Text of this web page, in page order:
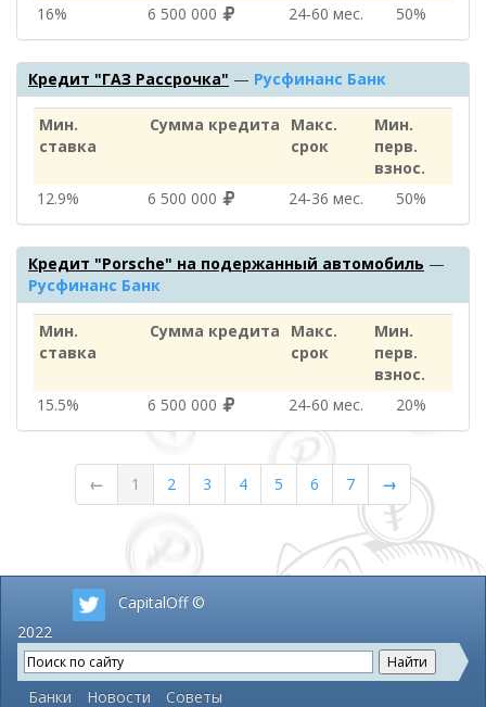
16%
6 500 000 24‑60 мес. 50%
Кредит "ГАЗ Рассрочка" — Русфинанс Банк
Мин.
ставка
Сумма кредита
Макс.
срок
Мин.
перв.
взнос.
12.9%
6 500 000 24‑36 мес. 50%
Кредит "Porsche" на подержанный автомобиль —
Русфинанс Банк
Мин.
ставка
Сумма кредита
Макс.
срок
Мин.
перв.
взнос.
15.5%
6 500 000 24‑60 мес. 20%
← 1 2 3 4 5 6 7 →
CapitalOff ©
2022
Банки Новости Советы